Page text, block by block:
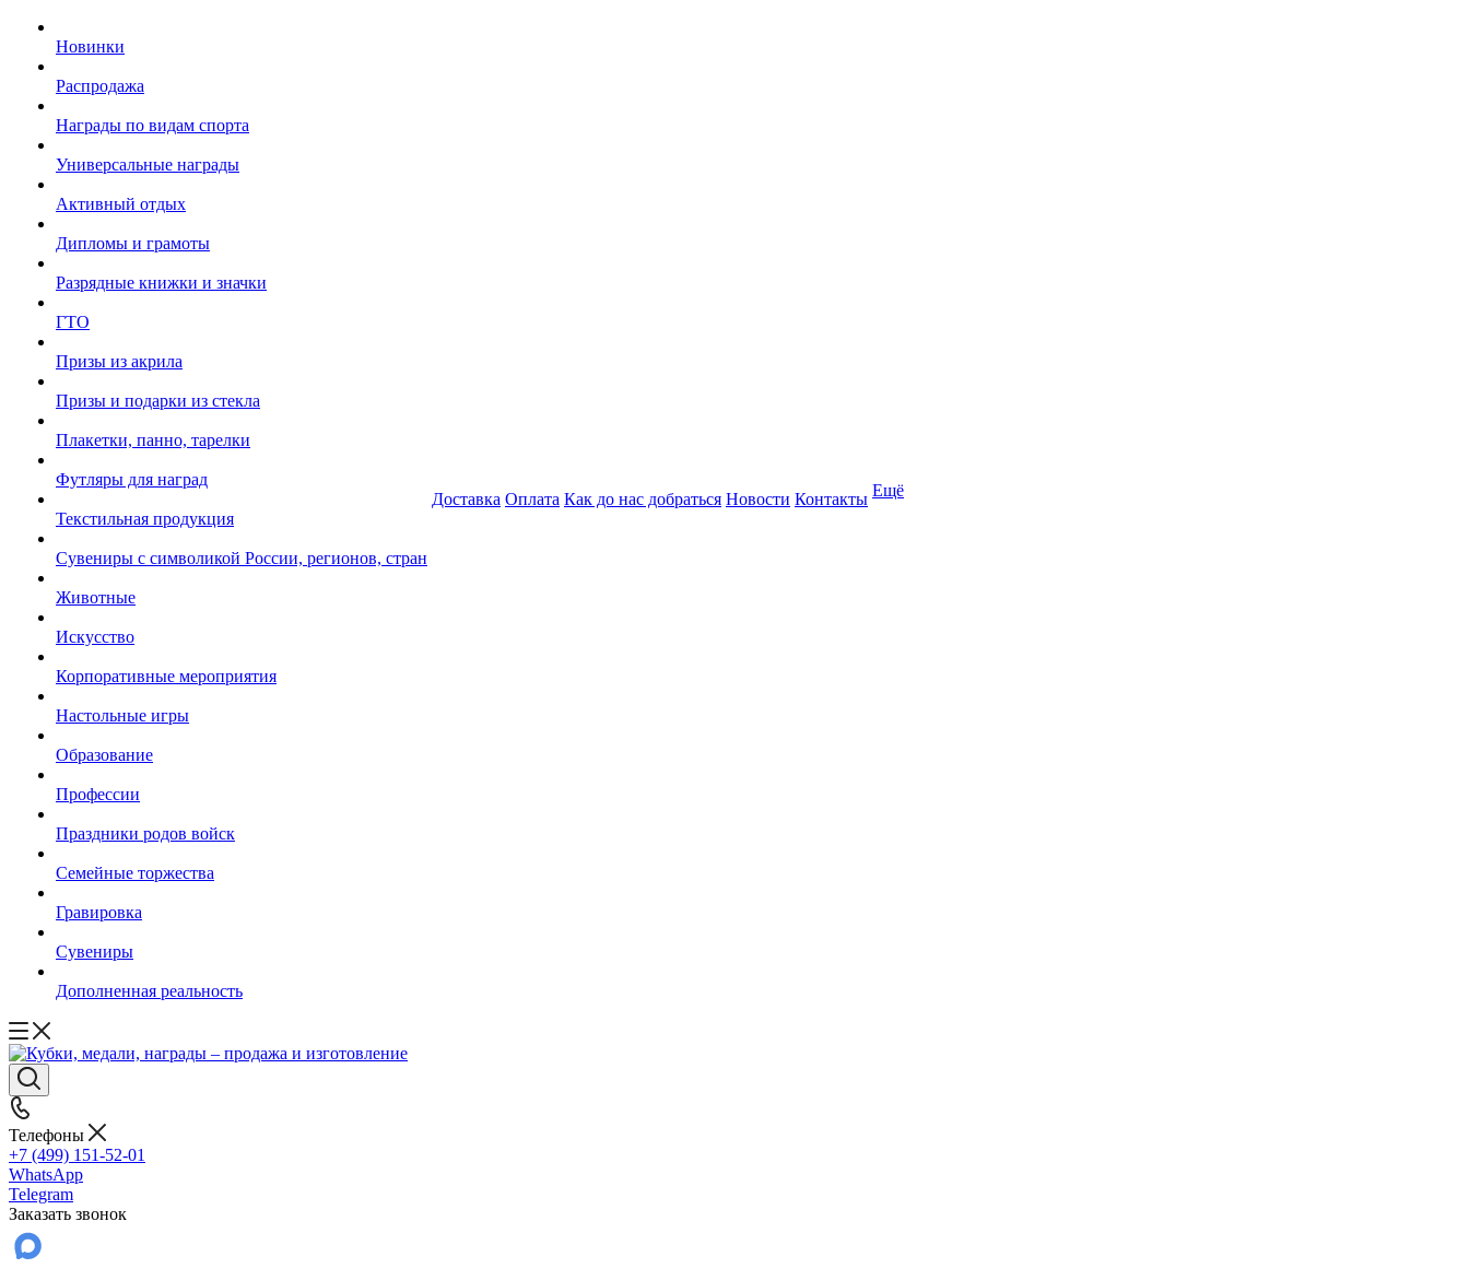
Новинки
Распродажа
Награды по видам спорта
Универсальные награды
Активный отдых
Дипломы и грамоты
Разрядные книжки и значки
ГТО
Призы из акрила
Призы и подарки из стекла
Плакетки, панно, тарелки
Футляры для наград
Текстильная продукция
Сувениры с символикой России, регионов, стран
Животные
Искусство
Корпоративные мероприятия
Настольные игры
Образование
Профессии
Праздники родов войск
Семейные торжества
Гравировка
Сувениры
Дополненная реальность
Доставка Оплата Как до нас добраться Новости Контакты Ещё
Телефоны
+7 (499) 151-52-01
WhatsApp
Telegram
Заказать звонок